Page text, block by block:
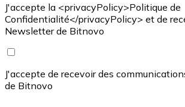
J'accepte la <privacyPolicy>Politique de
Confidentialité</privacyPolicy> et de
Newsletter de Bitnovo
J'accepte de recevoir des
de Bitnovo